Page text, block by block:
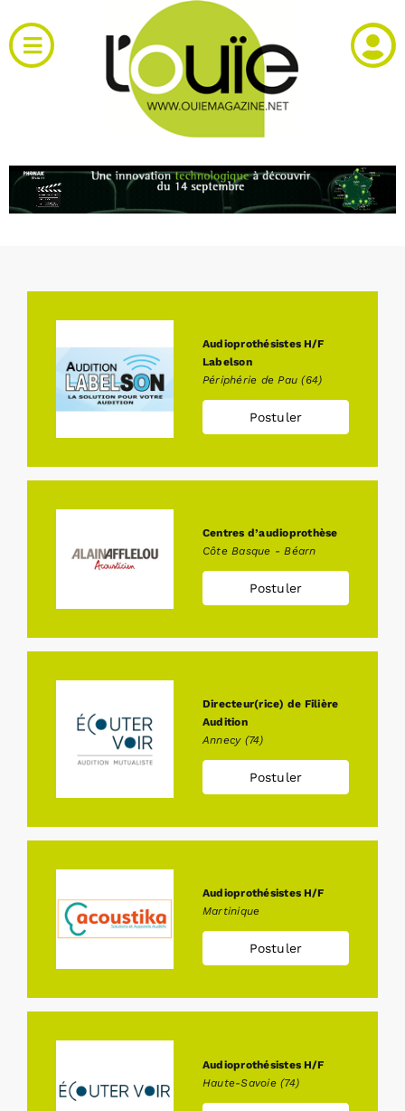
au
contenu
Toggle
Navigation
RH et emploi
Kiosque
Audioprothésistes H/F
Labelson
Périphérie de Pau (64)
Postuler
Centres d’audioprothèse
Côte Basque - Béarn
Postuler
Directeur(rice) de Filière
Audition
Annecy (74)
Postuler
Audioprothésistes H/F
Martinique
Postuler
Audioprothésistes H/F
Haute-Savoie (74)